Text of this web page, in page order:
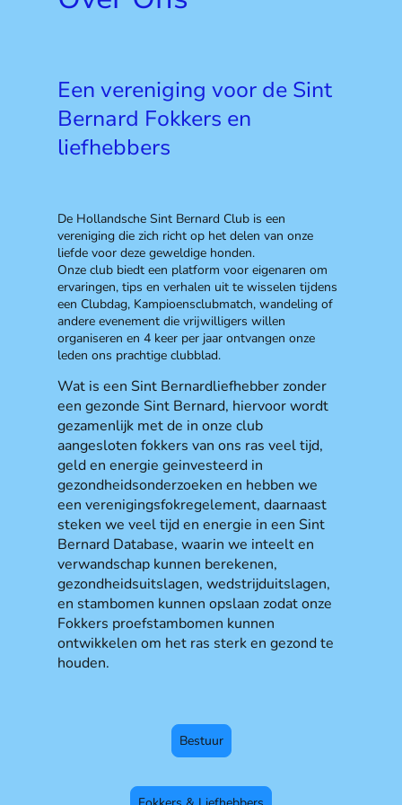
Een vereniging voor de Sint
Bernard Fokkers en
liefhebbers
De Hollandsche Sint Bernard Club is een
vereniging die zich richt op het delen van onze
liefde voor deze geweldige honden.
Onze club biedt een platform voor eigenaren om
ervaringen, tips en verhalen uit te wisselen tijdens
een Clubdag, Kampioensclubmatch, wandeling of
andere evenement die vrijwilligers willen
organiseren en 4 keer per jaar ontvangen onze
leden ons prachtige clubblad.
Wat is een Sint Bernardliefhebber zonder
een gezonde Sint Bernard, hiervoor wordt
gezamenlijk met de in onze club
aangesloten fokkers van ons ras veel tijd,
geld en energie geinvesteerd in
gezondheidsonderzoeken en hebben we
een verenigingsfokregelement, daarnaast
steken we veel tijd en energie in een Sint
Bernard Database, waarin we inteelt en
verwandschap kunnen berekenen,
gezondheidsuitslagen, wedstrijduitslagen,
en stambomen kunnen opslaan zodat onze
Fokkers proefstambomen kunnen
ontwikkelen om het ras sterk en gezond te
houden.
Bestuur